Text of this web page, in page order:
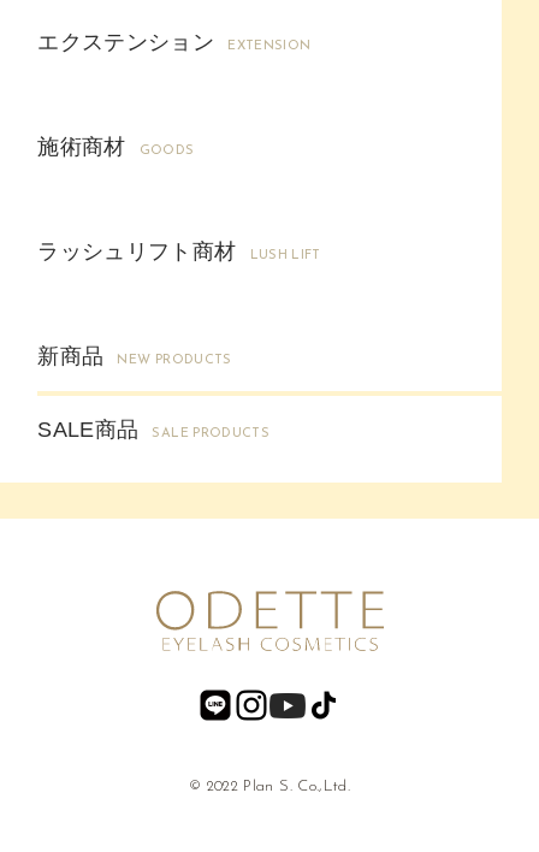
エクステンション EXTENSION
施術商材 GOODS
ラッシュリフト商材 LUSH LIFT
新商品 NEW PRODUCTS
SALE商品 SALE PRODUCTS
© 2022 Plan S. Co.,Ltd.